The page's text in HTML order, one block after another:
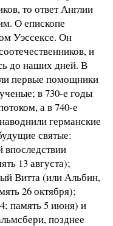
то ответ Англии
О епископе
Уэссексе. Он
и
до наших дней. В
первые помощники
в 730-е годы
а в 740-е
германские
святые:
впоследствии
13 августа);
Витта (или Альбин,
26 октября);
память 5 июня) и
позднее